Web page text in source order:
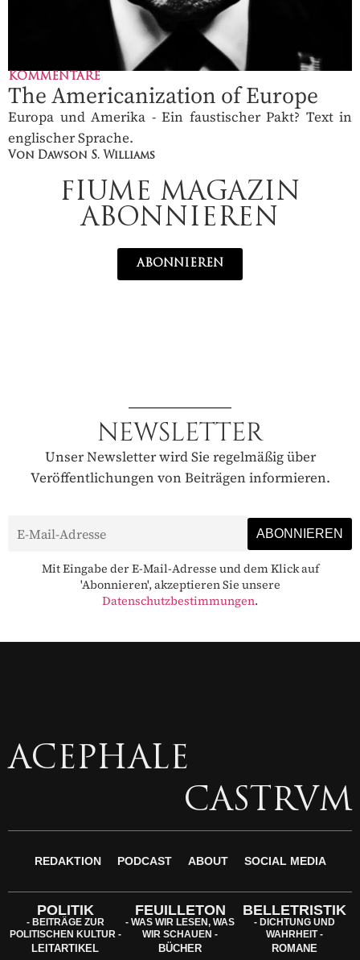
KOMMENTARE
The Americanization of Europe
Europa und Amerika - Ein faustischer Pakt? Text in
englischer Sprache.
Von Dawson S. Williams
FIUME MAGAZIN
ABONNIEREN
ABONNIEREN
NEWSLETTER
Unser Newsletter wird Sie regelmäßig über
Veröffentlichungen von Beiträgen informieren.
Mit Eingabe der E-Mail-Adresse und dem Klick auf
'Abonnieren', akzeptieren Sie unsere
Datenschutzbestimmungen.
ACEPHALE
CASTRVM
REDAKTION PODCAST ABOUT SOCIAL MEDIA
POLITIK
- BEITRÄGE ZUR
POLITISCHEN KULTUR -
LEITARTIKEL
FEUILLETON
- WAS WIR LESEN, WAS
WIR SCHAUEN -
BÜCHER
BELLETRISTIK
- DICHTUNG UND
WAHRHEIT -
ROMANE